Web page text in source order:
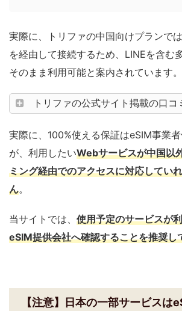
実際に、トリファの中国向けプランで
を経由して接続するため、LINEを含む
そのまま利用可能と案内されています。
トリファの公式サイト掲載の口コ
実際に、100%使える保証はeSIM事業
が、利用したいWebサービスが中国以
ミング経由でのアクセスに対応してい
ん。
当サイトでは、 使用予定のサービスが
eSIM提供会社へ確認することを推奨し
【注意】日本の一部サービスは